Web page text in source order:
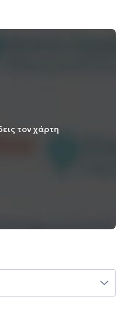
τον χάρτη